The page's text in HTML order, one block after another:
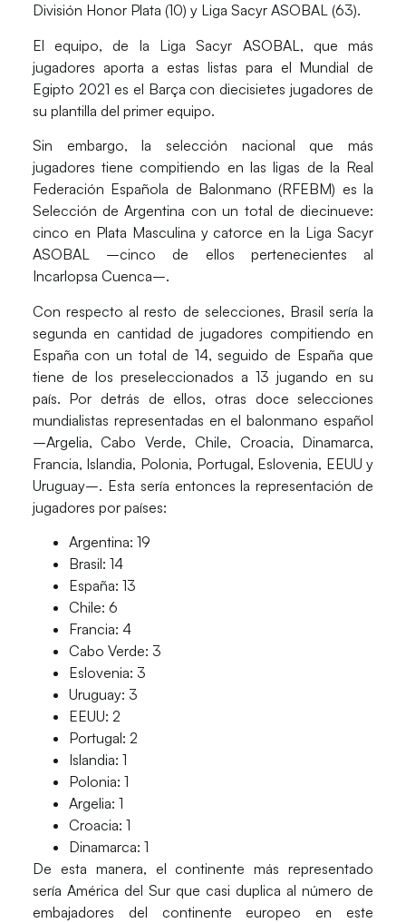
División Honor Plata (10) y Liga Sacyr ASOBAL (63).
El equipo, de la Liga Sacyr ASOBAL , que más
jugadores aporta a estas listas para el Mundial de
Egipto 2021 es el Barça con diecisietes jugadores de
su plantilla del primer equipo.
Sin embargo, la selección nacional que más
jugadores tiene compitiendo en las ligas de la Real
Federación Española de Balonmano (RFEBM) es la
Selección de Argentina con un total de diecinueve:
cinco en Plata Masculina y catorce en la Liga Sacyr
ASOBAL –cinco de ellos pertenecientes al
Incarlopsa Cuenca–.
Con respecto al resto de selecciones, Brasil sería la
segunda en cantidad de jugadores compitiendo en
España con un total de 14, seguido de España que
tiene de los preseleccionados a 13 jugando en su
país. Por detrás de ellos, otras doce selecciones
mundialistas representadas en el balonmano español
–Argelia, Cabo Verde, Chile, Croacia, Dinamarca,
Francia, Islandia, Polonia, Portugal, Eslovenia, EEUU y
Uruguay–. Esta sería entonces la representación de
jugadores por países:
Argentina: 19
Brasil: 14
España: 13
Chile: 6
Francia: 4
Cabo Verde: 3
Eslovenia: 3
Uruguay: 3
EEUU: 2
Portugal: 2
Islandia: 1
Polonia: 1
Argelia: 1
Croacia: 1
Dinamarca: 1
De esta manera, el continente más representado
sería América del Sur que casi duplica al número de
embajadores del continente europeo en este